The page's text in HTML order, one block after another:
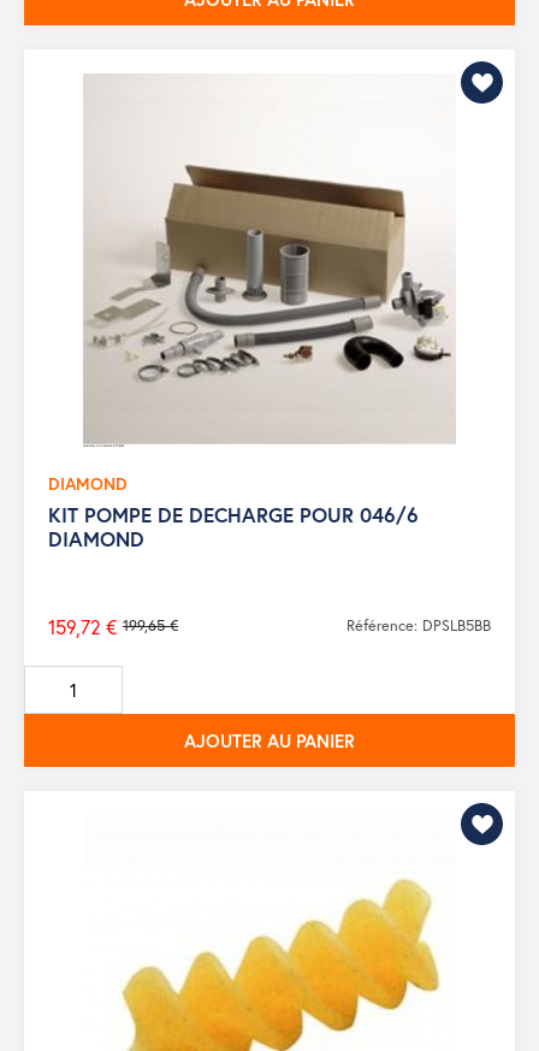
DIAMOND
KIT POMPE DE DECHARGE POUR 046/6
DIAMOND
Prix
de
base
199,65 €
159,72 € Référence: DPSLB5BB
AJOUTER AU PANIER